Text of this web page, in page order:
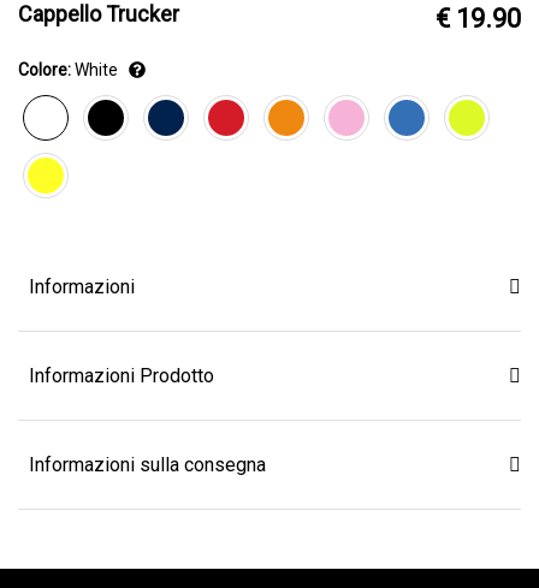
Cappello Trucker € 19.90
Colore:White
Informazioni
Informazioni Prodotto
Informazioni sulla consegna